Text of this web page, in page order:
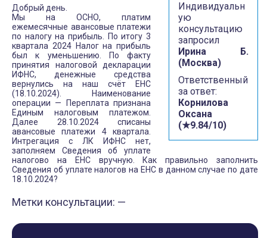
Индивидуальн
ую
консультацию
запросил
Ирина Б.
(Москва)
Ответственный
за ответ:
Корнилова
Оксана
(★9.84/10)
Добрый день.
Мы на ОСНО, платим
ежемесячные авансовые платежи
по налогу на прибыль. По итогу 3
квартала 2024 Налог на прибыль
был к уменьшению. По факту
принятия налоговой декларации
ИФНС, денежные средства
вернулись на наш счёт ЕНС
(18.10.2024). Наименование
операции — Переплата признана
Единым налоговым платежом.
Далее 28.10.2024 списаны
авансовые платежи 4 квартала.
Интрегация с ЛК ИФНС нет,
заполняем Сведения об уплате
налогово на ЕНС вручную. Как правильно заполнить
Сведения об уплате налогов на ЕНС в данном случае по дате
18.10.2024?
Метки консультации: —